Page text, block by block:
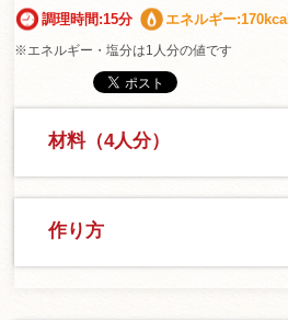
調理時間:15分 エネルギー:170kcal
※エネルギー・塩分は1人分の値です
材料（4人分）
作り方